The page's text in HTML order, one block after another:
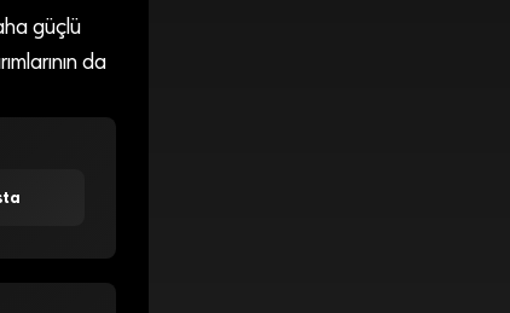
güçlü
da